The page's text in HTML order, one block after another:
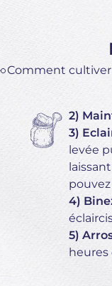
Comment
2)
3)
levée
4)
5)
heures